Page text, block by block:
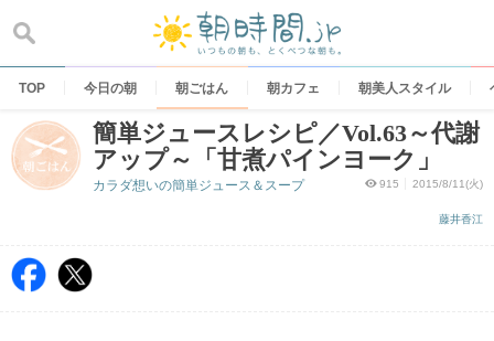
content
TOP 今日の朝 朝ごはん 朝カフェ 朝美人スタイル
簡単ジュースレシピ／Vol.63～代謝
アップ～「甘煮パインヨーク」
915 2015/8/11(火)
藤井香江
カラダ想いの簡単ジュース＆スープ